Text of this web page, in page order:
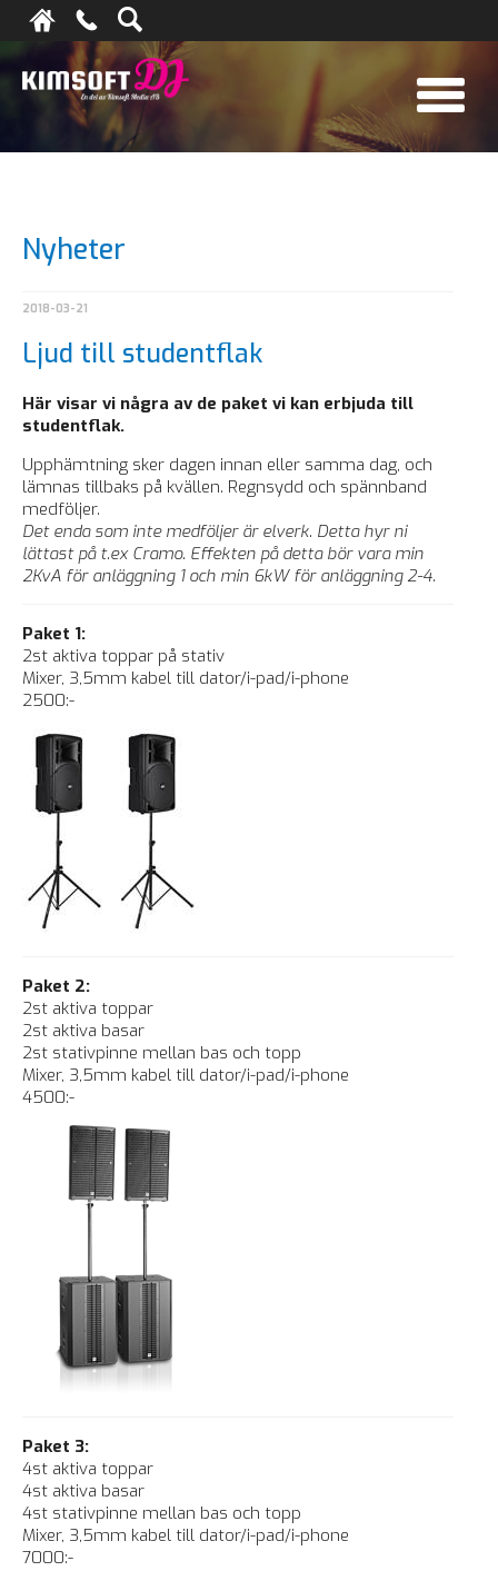
Nyheter
2018-03-21
Ljud till studentflak
Här visar vi några av de paket vi kan erbjuda till
studentflak.
Upphämtning sker dagen innan eller samma dag, och
lämnas tillbaks på kvällen. Regnsydd och spännband
medföljer.
Det enda som inte medföljer är elverk. Detta hyr ni
lättast på t.ex Cramo. Effekten på detta bör vara min
2KvA för anläggning 1 och min 6kW för anläggning 2-4.
Paket 1:
2st aktiva toppar på stativ
Mixer, 3,5mm kabel till dator/i-pad/i-phone
2500:-
Paket 2:
2st aktiva toppar
2st aktiva basar
2st stativpinne mellan bas och topp
Mixer, 3,5mm kabel till dator/i-pad/i-phone
4500:-
Paket 3:
4st aktiva toppar
4st aktiva basar
4st stativpinne mellan bas och topp
Mixer, 3,5mm kabel till dator/i-pad/i-phone
7000:-